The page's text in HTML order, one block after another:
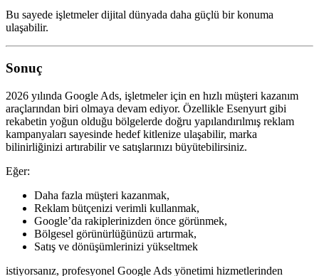
Bu sayede işletmeler dijital dünyada daha güçlü bir konuma
ulaşabilir.
Sonuç
2026 yılında Google Ads, işletmeler için en hızlı müşteri kazanım
araçlarından biri olmaya devam ediyor. Özellikle Esenyurt gibi
rekabetin yoğun olduğu bölgelerde doğru yapılandırılmış reklam
kampanyaları sayesinde hedef kitlenize ulaşabilir, marka
bilinirliğinizi artırabilir ve satışlarınızı büyütebilirsiniz.
Eğer:
Daha fazla müşteri kazanmak,
Reklam bütçenizi verimli kullanmak,
Google’da rakiplerinizden önce görünmek,
Bölgesel görünürlüğünüzü artırmak,
Satış ve dönüşümlerinizi yükseltmek
istiyorsanız, profesyonel Google Ads yönetimi hizmetlerinden